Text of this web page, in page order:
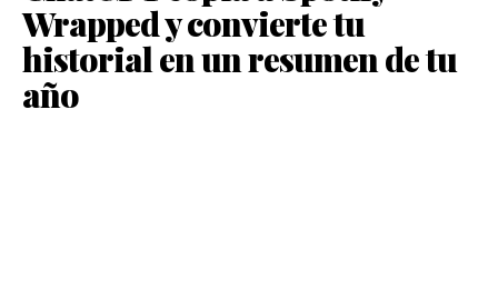
Wrapped y convierte tu
historial en un resumen de tu
año